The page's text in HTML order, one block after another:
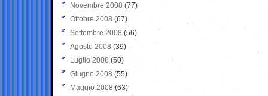
Novembre 2008 (77)
Ottobre 2008 (67)
Settembre 2008 (56)
Agosto 2008 (39)
Luglio 2008 (50)
Giugno 2008 (55)
Maggio 2008(63)